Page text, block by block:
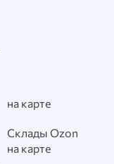
на карте
Склады Ozon
на карте